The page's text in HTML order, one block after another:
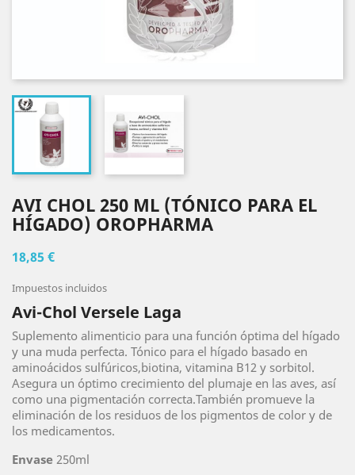
AVI CHOL 250 ML (TÓNICO PARA EL
HÍGADO) OROPHARMA
18,85 €
Impuestos incluidos
Avi-Chol Versele Laga
Suplemento alimenticio para una función óptima del hígado
y una muda perfecta. Tónico para el hígado basado en
aminoácidos sulfúricos,biotina, vitamina B12 y sorbitol.
Asegura un óptimo crecimiento del plumaje en las aves, así
como una pigmentación correcta.También promueve la
eliminación de los residuos de los pigmentos de color y de
los medicamentos.
Envase 250ml